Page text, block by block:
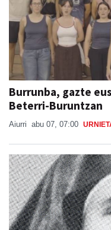
Burrunba, gazte
Beterri-Buruntzan
Aiurri abu 07, 07:00